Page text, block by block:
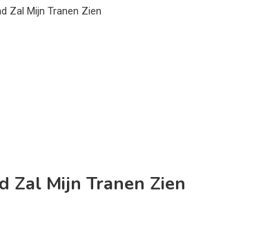
Zal Mijn Tranen Zien
Zal Mijn Tranen Zien